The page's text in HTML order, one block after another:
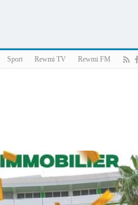
Sport Rewmi TV Rewmi FM